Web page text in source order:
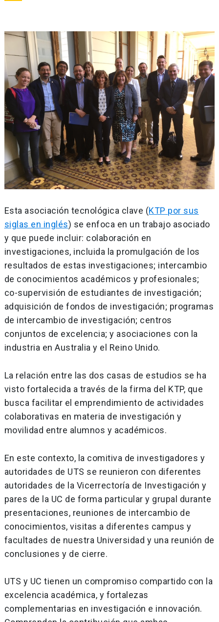
Esta asociación tecnológica clave (KTP por sus
siglas en inglés) se enfoca en un trabajo asociado
y que puede incluir: colaboración en
investigaciones, incluida la promulgación de los
resultados de estas investigaciones; intercambio
de conocimientos académicos y profesionales;
co-supervisión de estudiantes de investigación;
adquisición de fondos de investigación; programas
de intercambio de investigación; centros
conjuntos de excelencia; y asociaciones con la
industria en Australia y el Reino Unido.
La relación entre las dos casas de estudios se ha
visto fortalecida a través de la firma del KTP, que
busca facilitar el emprendimiento de actividades
colaborativas en materia de investigación y
movilidad entre alumnos y académicos.
En este contexto, la comitiva de investigadores y
autoridades de UTS se reunieron con diferentes
autoridades de la Vicerrectoría de Investigación y
pares de la UC de forma particular y grupal durante
presentaciones, reuniones de intercambio de
conocimientos, visitas a diferentes campus y
facultades de nuestra Universidad y una reunión de
conclusiones y de cierre.
UTS y UC tienen un compromiso compartido con la
excelencia académica, y fortalezas
complementarias en investigación e innovación.